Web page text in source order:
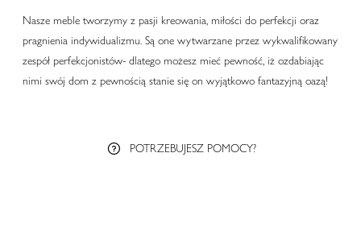
Nasze meble tworzymy z pasji kreowania, miłości do perfekcji oraz
pragnienia indywidualizmu. Są one wytwarzane przez wykwalifikowany
zespół perfekcjonistów- dlatego możesz mieć pewność, iż ozdabiając
nimi swój dom z pewnością stanie się on wyjątkowo fantazyjną oazą!
POTRZEBUJESZ POMOCY?